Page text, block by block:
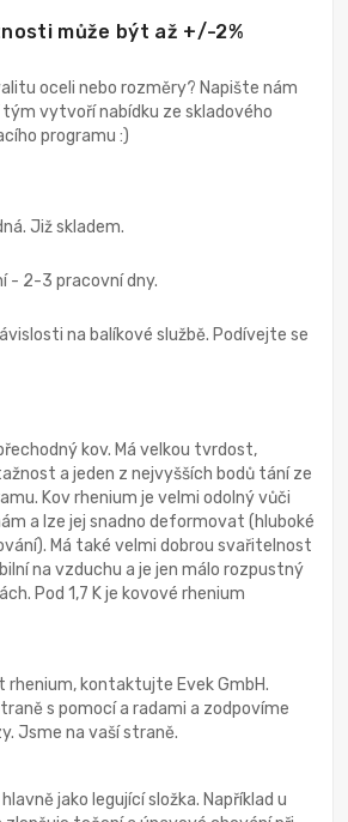
může být až +/-2%
oceli nebo rozměry? Napište nám
tým vytvoří nabídku ze skladového
programu :)
Již skladem.
- 2-3 pracovní dny.
na balíkové službě. Podívejte se
kov. Má velkou tvrdost,
a jeden z nejvyšších bodů tání ze
Kov rhenium je velmi odolný vůči
a lze jej snadno deformovat (hluboké
Má také velmi dobrou svařitelnost
na vzduchu a je jen málo rozpustný
Pod 1,7 K je kovové rhenium
rhenium, kontaktujte Evek GmbH.
s pomocí a radami a zodpovíme
Jsme na vaší straně.
jako legující složka. Například u